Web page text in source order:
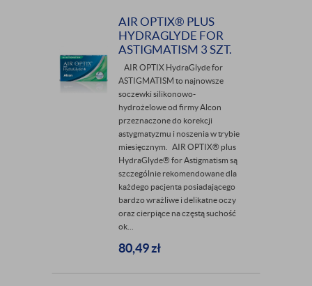
AIR OPTIX® PLUS
HYDRAGLYDE FOR
ASTIGMATISM 3 SZT.
AIR OPTIX HydraGlyde for
ASTIGMATISM to najnowsze
soczewki silikonowo-
hydrożelowe od firmy Alcon
przeznaczone do korekcji
astygmatyzmu i noszenia w trybie
miesięcznym. AIR OPTIX® plus
HydraGlyde® for Astigmatism są
szczególnie rekomendowane dla
każdego pacjenta posiadającego
bardzo wrażliwe i delikatne oczy
oraz cierpiące na częstą suchość
ok...
80,49zł